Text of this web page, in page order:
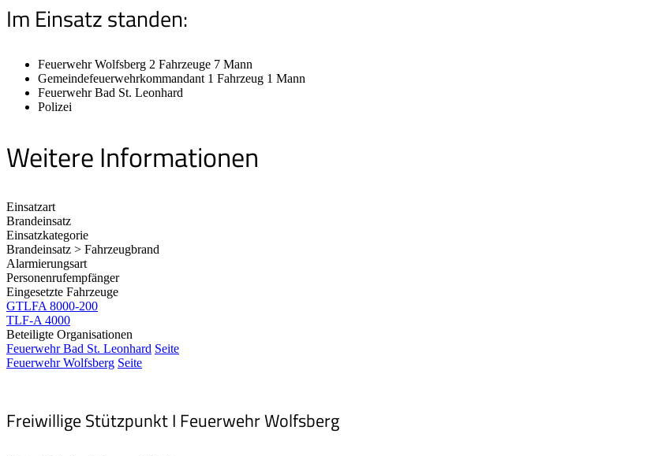
Im Einsatz standen:
Feuerwehr Wolfsberg 2 Fahrzeuge 7 Mann
Gemeindefeuerwehrkommandant 1 Fahrzeug 1 Mann
Feuerwehr Bad St. Leonhard
Polizei
Weitere Informationen
Einsatzart
Brandeinsatz
Einsatzkategorie
Brandeinsatz > Fahrzeugbrand
Alarmierungsart
Personenrufempfänger
Eingesetzte Fahrzeuge
GTLFA 8000-200
TLF-A 4000
Beteiligte Organisationen
Feuerwehr Bad St. Leonhard Seite
Feuerwehr Wolfsberg Seite
Freiwillige Stützpunkt I Feuerwehr Wolfsberg